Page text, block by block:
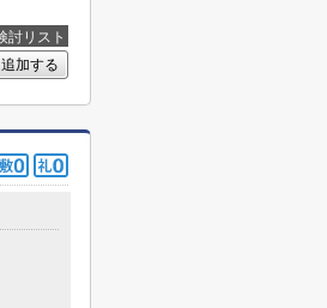
討リスト
追加する